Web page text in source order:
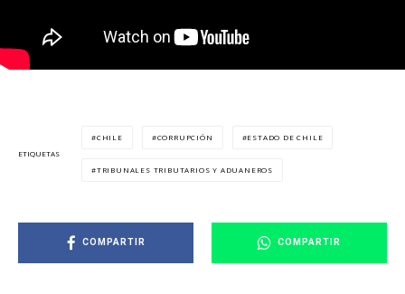
ETIQUETAS
CHILE CORRUPCIÓN ESTADO DE CHILE
TRIBUNALES TRIBUTARIOS Y ADUANEROS
COMPARTIR COMPARTIR